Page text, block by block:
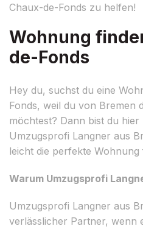
Chaux-de-Fonds zu helfen!
Wohnung
de-Fonds
Hey du, suchst du eine
Fonds, weil du von Bremen
möchtest? Dann bist du
Umzugsprofi Langner aus
leicht die perfekte Wohnung
Warum Umzugsprofi
Umzugsprofi Langner aus
verlässlicher Partner, wenn